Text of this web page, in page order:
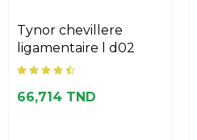
tynor chevillere
ligamentaire l d02
66,714 TND